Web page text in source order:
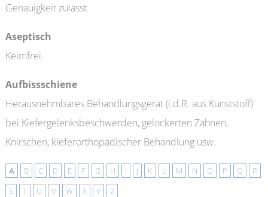
Genauigkeit zulässt.
Aseptisch
Keimfrei.
Aufbissschiene
Herausnehmbares Behandlungsgerät (i.d.R. aus Kunststoff)
bei Kiefergelenksbeschwerden, gelockerten Zähnen,
Knirschen, kieferorthopädischer Behandlung usw.
A B C D E F G H I J K L M N O P Q
R
S
T U V W X Y Z